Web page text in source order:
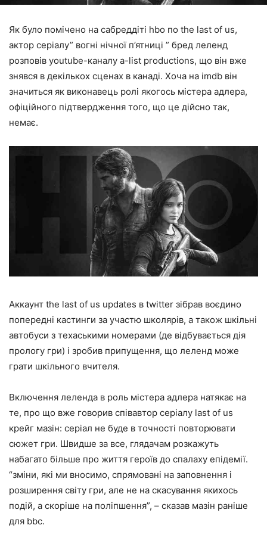
Як було помічено на сабреддіті hbo по the last of us,
актор серіалу” вогні нічної п’ятниці ” бред леленд
розповів youtube-каналу a-list productions, що він вже
знявся в декількох сценах в канаді. Хоча на imdb він
значиться як виконавець ролі якогось містера адлера,
офіційного підтвердження того, що це дійсно так,
немає.
Аккаунт the last of us updates в twitter зібрав воєдино
попередні кастинги за участю школярів, а також шкільні
автобуси з техаськими номерами (де відбувається дія
прологу гри) і зробив припущення, що леленд може
грати шкільного вчителя.
Включення леленда в роль містера адлера натякає на
те, про що вже говорив співавтор серіалу last of us
крейг мазін: серіал не буде в точності повторювати
сюжет гри. Швидше за все, глядачам розкажуть
набагато більше про життя героїв до спалаху епідемії.
“зміни, які ми вносимо, спрямовані на заповнення і
розширення світу гри, але не на скасування якихось
подій, а скоріше на поліпшення”, – сказав мазін раніше
для bbc.